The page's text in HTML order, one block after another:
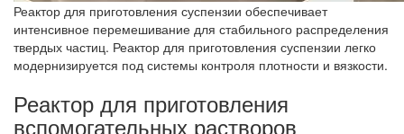
Реактор для приготовления суспензии обеспечивает
интенсивное перемешивание для стабильного распределения
твердых частиц. Реактор для приготовления суспензии легко
модернизируется под системы контроля плотности и вязкости.
Реактор для приготовления
вспомогательных растворов